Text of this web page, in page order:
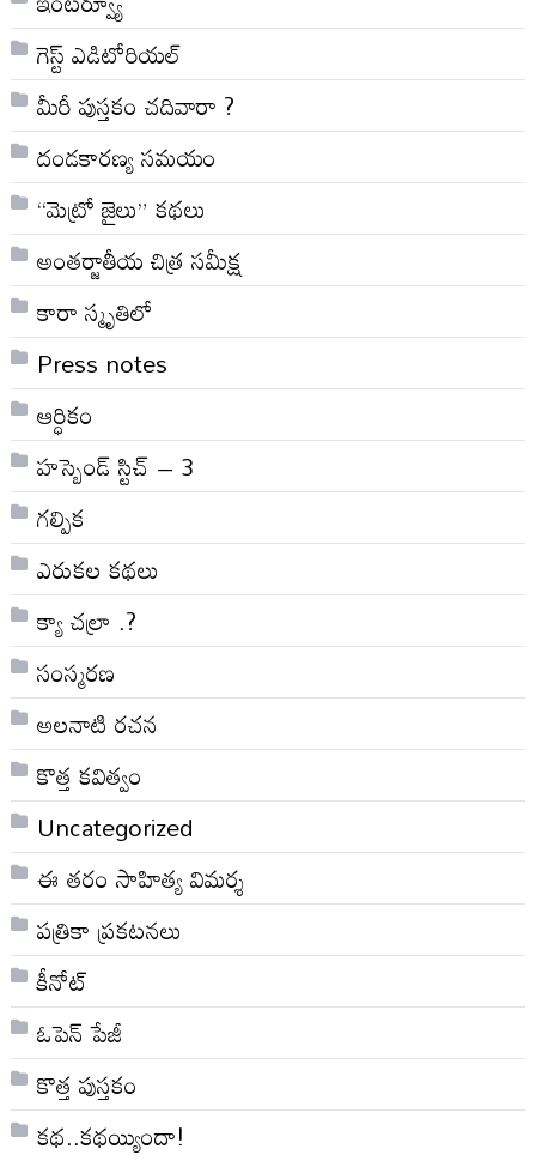
గెస్ట్ ఎడిటోరియల్
మీరీ పుస్తకం చదివారా ?
దండకారణ్య సమయం
“మెట్రో జైలు” కథలు
అంతర్జాతీయ చిత్ర సమీక్ష
కారా స్మృతిలో
Press notes
ఆర్ధికం
హస్బెండ్ స్టిచ్ – 3
గల్పిక
ఎరుకల కథలు
క్యా చల్రా .?
సంస్మరణ
అలనాటి రచన
కొత్త కవిత్వం
Uncategorized
ఈ తరం సాహిత్య విమర్శ
పత్రికా ప్రకటనలు
కీనోట్
ఓపెన్ పేజీ
కొత్త పుస్తకం
కథ..కథయ్యిందా!